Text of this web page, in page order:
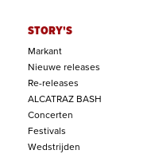
STORY'S
Markant
Nieuwe releases
Re-releases
ALCATRAZ BASH
Concerten
Festivals
Wedstrijden